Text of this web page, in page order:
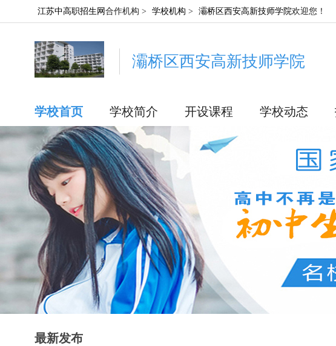
江苏中高职招生网 合作机构 > 学校机构 > 灞桥区西安高新技师学院欢迎您！
灞桥区西安高新技师学院
学校首页 学校简介 开设课程 学校动态
最新发布